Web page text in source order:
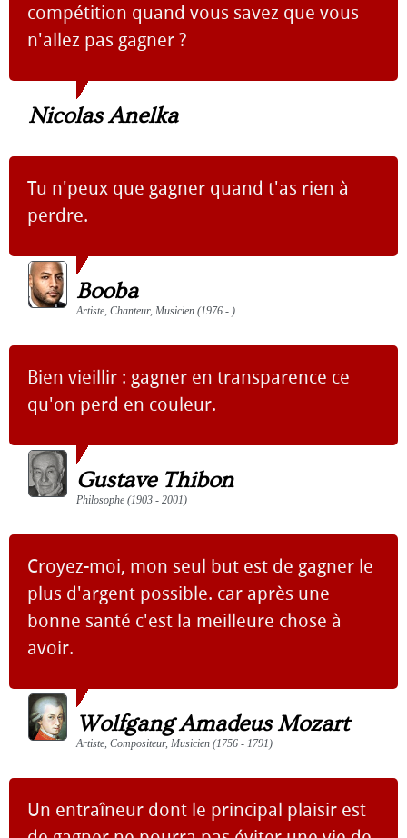
compétition quand vous savez que vous
n'allez pas gagner ?
Nicolas Anelka
Tu n'peux que gagner quand t'as rien à
perdre.
Booba
Artiste, Chanteur, Musicien (1976 - )
Bien vieillir : gagner en transparence ce
qu'on perd en couleur.
Gustave Thibon
Philosophe (1903 - 2001)
Croyez-moi, mon seul but est de gagner le
plus d'argent possible. car après une
bonne santé c'est la meilleure chose à
avoir.
Wolfgang Amadeus Mozart
Artiste, Compositeur, Musicien (1756 - 1791)
Un entraîneur dont le principal plaisir est